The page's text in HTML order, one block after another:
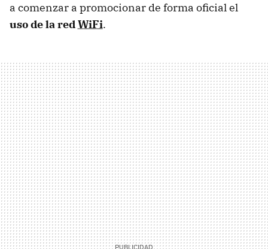
a comenzar a promocionar de forma oficial el
uso de la redWiFi.